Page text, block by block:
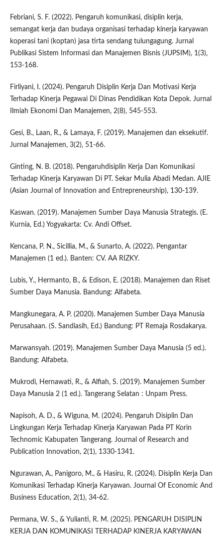
Febriani, S. F. (2022). Pengaruh komunikasi, disiplin kerja,
semangat kerja dan budaya organisasi terhadap kinerja karyawan
koperasi tani (koptan) jasa tirta sendang tulungagung. Jurnal
Publikasi Sistem Informasi dan Manajemen Bisnis (JUPSIM), 1(3),
153-168.
Firliyani, I. (2024). Pengaruh Disiplin Kerja Dan Motivasi Kerja
Terhadap Kinerja Pegawai Di Dinas Pendidikan Kota Depok. Jurnal
Ilmiah Ekonomi Dan Manajemen, 2(8), 545-553.
Gesi, B., Laan, R., & Lamaya, F. (2019). Manajemen dan eksekutif.
Jurnal Manajemen, 3(2), 51-66.
Ginting, N. B. (2018). Pengaruhdisiplin Kerja Dan Komunikasi
Terhadap Kinerja Karyawan Di PT. Sekar Mulia Abadi Medan. AJIE
(Asian Journal of Innovation and Entrepreneurship), 130-139.
Kaswan. (2019). Manajemen Sumber Daya Manusia Strategis. (E.
Kurnia, Ed.) Yogyakarta: Cv. Andi Offset.
Kencana, P. N., Sicillia, M., & Sunarto, A. (2022). Pengantar
Manajemen (1 ed.). Banten: CV. AA RIZKY.
Lubis, Y., Hermanto, B., & Edison, E. (2018). Manajemen dan Riset
Sumber Daya Manusia. Bandung: Alfabeta.
Mangkunegara, A. P. (2020). Manajemen Sumber Daya Manusia
Perusahaan. (S. Sandiasih, Ed.) Bandung: PT Remaja Rosdakarya.
Marwansyah. (2019). Manajemen Sumber Daya Manusia (5 ed.).
Bandung: Alfabeta.
Mukrodi, Hernawati, R., & Alfiah, S. (2019). Manajemen Sumber
Daya Manusia 2 (1 ed.). Tangerang Selatan : Unpam Press.
Napisoh, A. D., & Wiguna, M. (2024). Pengaruh Disiplin Dan
Lingkungan Kerja Terhadap Kinerja Karyawan Pada PT Korin
Technomic Kabupaten Tangerang. Journal of Research and
Publication Innovation, 2(1), 1330-1341.
Ngurawan, A., Panigoro, M., & Hasiru, R. (2024). Disiplin Kerja Dan
Komunikasi Terhadap Kinerja Karyawan. Journal Of Economic And
Business Education, 2(1), 34-62.
Permana, W. S., & Yulianti, R. M. (2025). PENGARUH DISIPLIN
KERJA DAN KOMUNIKASI TERHADAP KINERJA KARYAWAN